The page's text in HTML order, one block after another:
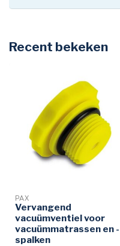
Recent bekeken
PAX
Vervangend
vacuümventiel voor
vacuümmatrassen en -
spalken